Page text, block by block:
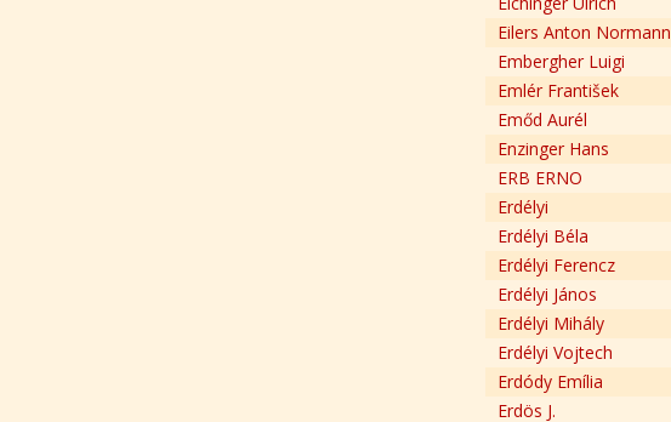
Eilers Anton Normann
Embergher Luigi
Emlér František
Emőd Aurél
Enzinger Hans
ERB ERNO
Erdélyi
Erdélyi Béla
Erdélyi Ferencz
Erdélyi János
Erdélyi Mihály
Erdélyi Vojtech
Erdódy Emília
Erdös J.